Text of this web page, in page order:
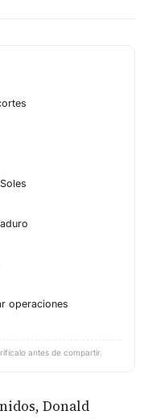
operaciones
antes de compartir.
Donald